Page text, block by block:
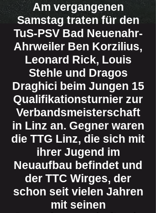
Am vergangenen
Samstag traten für den
TuS-PSV Bad Neuenahr-
Ahrweiler Ben Korzilius,
Leonard Rick, Louis
Stehle und Dragos
Draghici beim Jungen 15
Qualifikationsturnier zur
Verbandsmeisterschaft
in Linz an. Gegner waren
die TTG Linz, die sich mit
ihrer Jugend im
Neuaufbau befindet und
der TTC Wirges, der
schon seit vielen Jahren
mit seinen